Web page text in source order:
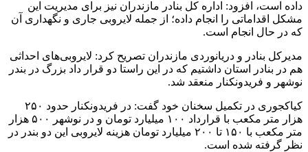
داده است، افزود: اداره کل بنادر مازندران نیز برای مدیریت این
مشکل اقداماتی را انجام داده؛ از جمله لایروبی جاری و نگهداری آن
که در حال انجام است.
مدیرکل بنادر و دریانوردی مازندران تصریح کرد: لایروبی‌های احداثی
هم در بنادر استان داشتیم که در این راستا دو قرار داد بزرگ در بندر
نوشهر و فریدونکنار منعقد شد.
کیاکجوری در تکمیل سخنان خود گفت: در فریدونکنار حدود ۲۵۰
هزار متر مکعب با قرارداد ۱۰۰ میلیارد تومان و در نوشهر ۵۰۰ هزار
متر مکعب با ۱۵۰ تا ۲۰۰ میلیارد تومان هزینه لایروبی این دو بندر در
نظر گرفته شده است.